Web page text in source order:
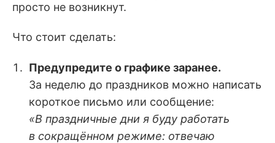
просто не возникнут.
Что стоит сделать:
Предупредите о графике заранее.
За неделю до праздников можно написать
короткое письмо или сообщение:
«В праздничные дни я буду работать
в сокращённом режиме: отвечаю